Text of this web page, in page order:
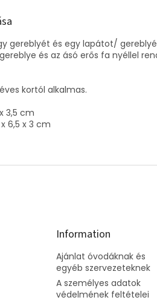
gereblyét és egy lapátot/
és az ásó erős fa nyéllel
kortól alkalmas.
3,5 cm
6,5 x 3 cm
Information
Ajánlat óvodáknak és
egyéb szervezeteknek
A személyes adatok
védelmének feltételei